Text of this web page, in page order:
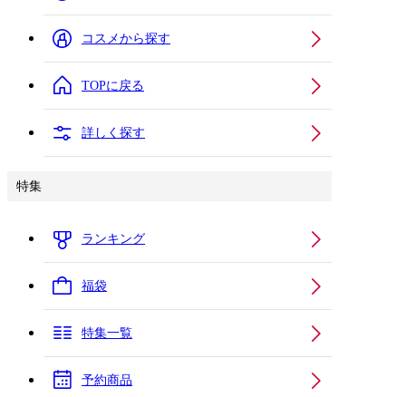
コスメから探す
TOPに戻る
詳しく探す
特集
ランキング
福袋
特集一覧
予約商品